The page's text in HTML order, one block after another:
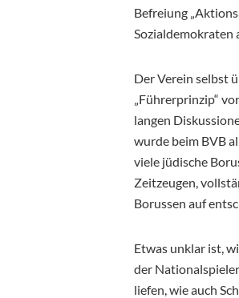
Befreiung
Sozialdemokraten
Der Verein selbst
„Führerprinzip“
langen
wurde beim BVB
viele jüdische
Zeitzeugen,
Borussen auf
Etwas unklar ist,
der
liefen, wie auch